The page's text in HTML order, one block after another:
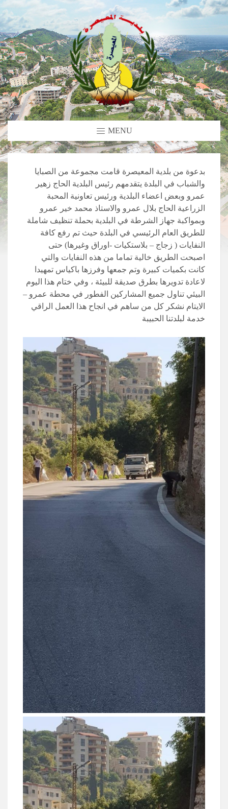
MENU
بدعوة من بلدية المعيصرة قامت مجموعة من الصبايا
والشباب في البلدة يتقدمهم رئيس البلدية الحاج زهير
عمرو وبعض اعضاء البلدية ورئيس تعاونية المحبة
الزراعية الحاج بلال عمرو والاستاذ محمد خير عمرو
وبمواكبة جهاز الشرطة في البلدية بحملة تنظيف شاملة
للطريق العام الرئيسي في البلدة حيث تم رفع كافة
النفايات ( زجاج – بلاستكيات -اوراق وغيرها) حتى
اصبحت الطريق خالية تماما من هذه النفايات والتي
كانت بكميات كبيرة وتم جمعها وفرزها باكياس تمهيدا
لاعادة تدويرها بطرق صديقة للبيئة ، وفي ختام هذا اليوم
البيئي تناول جميع المشاركين الفطور في محطة عمرو –
الايتام نشكر كل من ساهم في انجاح هذا العمل الراقي
خدمة لبلدتنا الحبيبة